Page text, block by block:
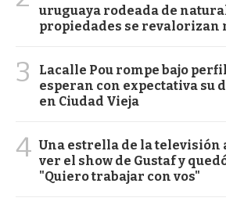
uruguaya rodeada de
propiedades se revalorizan
3
Lacalle Pou rompe bajo
esperan con expectativa su
en Ciudad Vieja
4 Una estrella de la televisión
ver el show de Gustaf y
"Quiero trabajar con vos"